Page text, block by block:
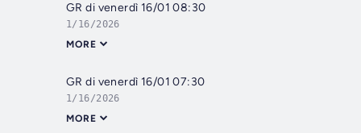
GR di venerdì 16/01 08:30
1/16/2026
MORE
GR di venerdì 16/01 07:30
1/16/2026
MORE